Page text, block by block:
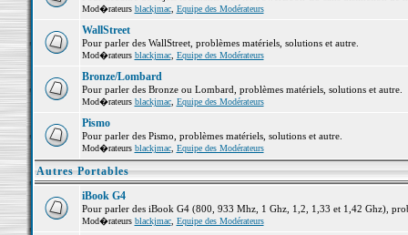
Mod�rateurs blackjmac, Equipe des Modérateurs
WallStreet
Pour parler des WallStreet, problèmes matériels, solutions et autre.
Mod�rateurs blackjmac, Equipe des Modérateurs
Bronze/Lombard
Pour parler des Bronze ou Lombard, problèmes matériels, solutions et autre.
Mod�rateurs blackjmac, Equipe des Modérateurs
Pismo
Pour parler des Pismo, problèmes matériels, solutions et autre.
Mod�rateurs blackjmac, Equipe des Modérateurs
Autres Portables
iBook G4
Pour parler des iBook G4 (800, 933 Mhz, 1 Ghz, 1,2, 1,33 et 1,42 Ghz),
Mod�rateurs blackjmac, Equipe des Modérateurs